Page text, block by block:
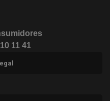
(abre en ventana nueva)
11 41